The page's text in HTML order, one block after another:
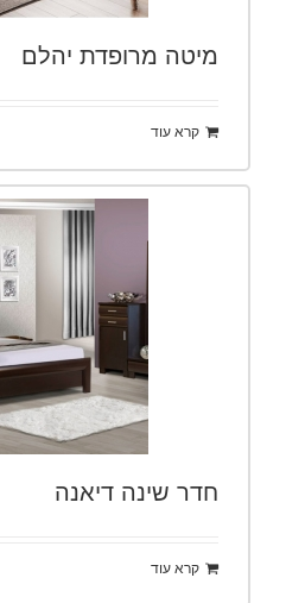
מיטה מרופדת יהלם
קרא עוד
חדר שינה דיאנה
קרא עוד